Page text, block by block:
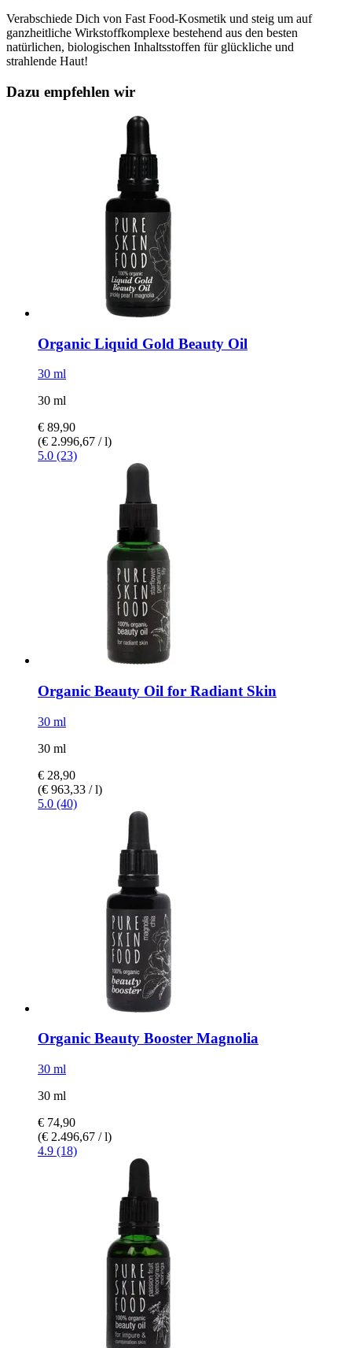
Verabschiede Dich von Fast Food-Kosmetik und steig um auf
ganzheitliche Wirkstoffkomplexe bestehend aus den besten
natürlichen, biologischen Inhaltsstoffen für glückliche und
strahlende Haut!
Dazu empfehlen wir
Organic Liquid Gold Beauty Oil
30 ml
30 ml
€ 89,90
(€ 2.996,67 / l)
5.0 (23)
Organic Beauty Oil for Radiant Skin
30 ml
30 ml
€ 28,90
(€ 963,33 / l)
5.0 (40)
Organic Beauty Booster Magnolia
30 ml
30 ml
€ 74,90
(€ 2.496,67 / l)
4.9 (18)